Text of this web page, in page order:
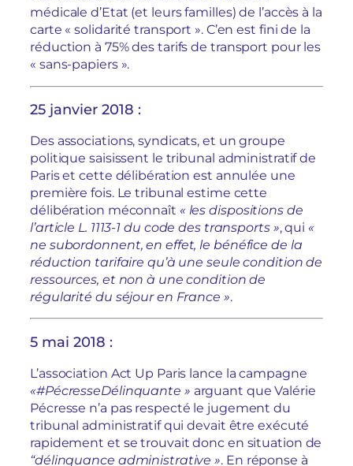
médicale d’Etat (et leurs familles) de l’accès à la
carte « solidarité transport ». C’en est fini de la
réduction à 75% des tarifs de transport pour les
« sans-papiers ».
25 janvier 2018 :
Des associations, syndicats, et un groupe
politique saisissent le tribunal administratif de
Paris et cette délibération est annulée une
première fois. Le tribunal estime cette
délibération méconnaît « les dispositions de
l’article L. 1113-1 du code des transports », qui «
ne subordonnent, en effet, le bénéfice de la
réduction tarifaire qu’à une seule condition de
ressources, et non à une condition de
régularité du séjour en France ».
5 mai 2018 :
L’association Act Up Paris lance la campagne
«#PécresseDélinquante » arguant que Valérie
Pécresse n’a pas respecté le jugement du
tribunal administratif qui devait être exécuté
rapidement et se trouvait donc en situation de
“délinquance administrative ». En réponse à